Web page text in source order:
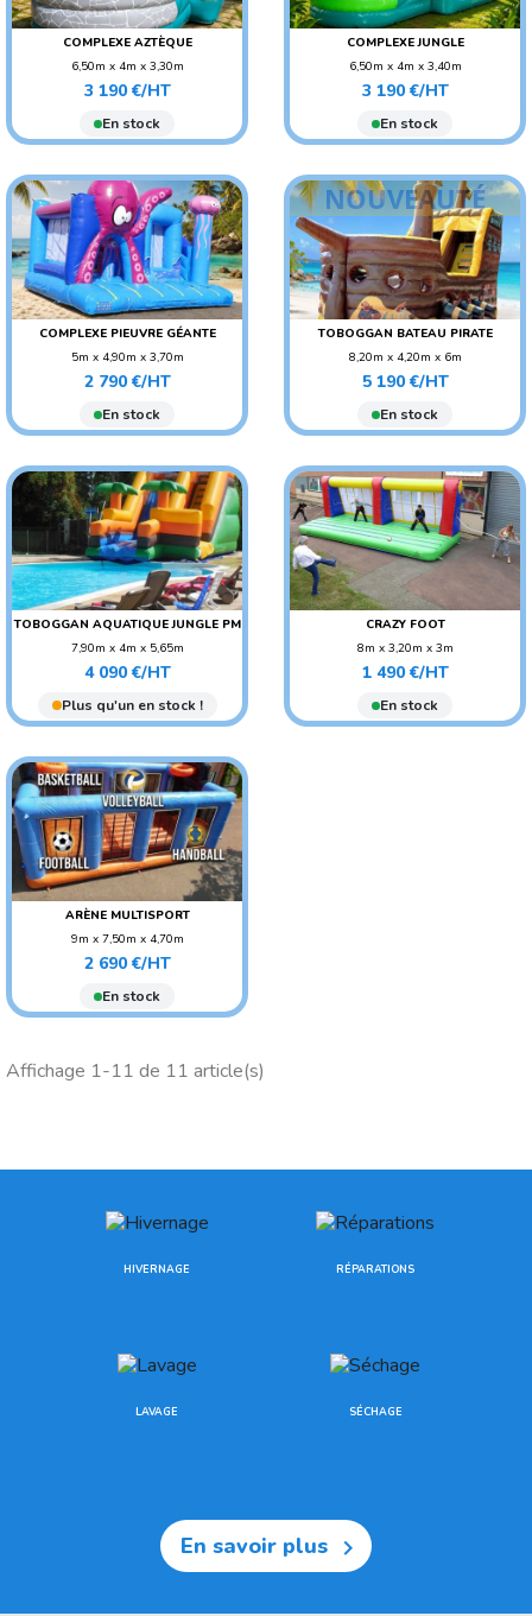
COMPLEXE AZTÈQUE
6,50m x 4m x 3,30m
POIDS : 110 KG
AGE CONSEILLÉ : ENFANT
Prix
3 190 €/HT
En stock
COMPLEXE JUNGLE
6,50m x 4m x 3,40m
POIDS : 110 KG
AGE CONSEILLÉ : ENFANT
Prix
3 190 €/HT
En stock
COMPLEXE PIEUVRE GÉANTE
5m x 4,90m x 3,70m
POIDS : 150 KG
AGE CONSEILLÉ : ENFANT
Prix
2 790 €/HT
En stock
TOBOGGAN BATEAU PIRATE
8,20m x 4,20m x 6m
POIDS : 300 KG
Prix
5 190 €/HT
En stock
NOUVEAUTÉ
TOBOGGAN AQUATIQUE JUNGLE PM
7,90m x 4m x 5,65m
POIDS : 200 KG
AGE CONSEILLÉ :
ADO/ADULTE
Prix
4 090 €/HT
Plus qu'un en stock !
CRAZY FOOT
8m x 3,20m x 3m
POIDS : 120 KG
AGE CONSEILLÉ :
ADO/ADULTE
Prix
1 490 €/HT
En stock
ARÈNE MULTISPORT
9m x 7,50m x 4,70m
POIDS : 340 KG
AGE CONSEILLÉ :
ADO/ADULTE
Prix
2 690 €/HT
En stock
Affichage 1-11 de 11 article(s)
HIVERNAGE RÉPARATIONS
LAVAGE SÉCHAGE
En savoir plus 